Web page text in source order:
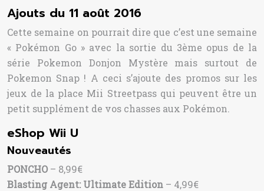
Ajouts du 11 août 2016
Cette semaine on pourrait dire que c’est une semaine
« Pokémon Go » avec la sortie du 3ème opus de la
série Pokemon Donjon Mystère mais surtout de
Pokemon Snap ! A ceci s’ajoute des promos sur les
jeux de la place Mii Streetpass qui peuvent être un
petit supplément de vos chasses aux Pokémon.
eShop Wii U
Nouveautés
PONCHO – 8,99€
Blasting Agent: Ultimate Edition – 4,99€